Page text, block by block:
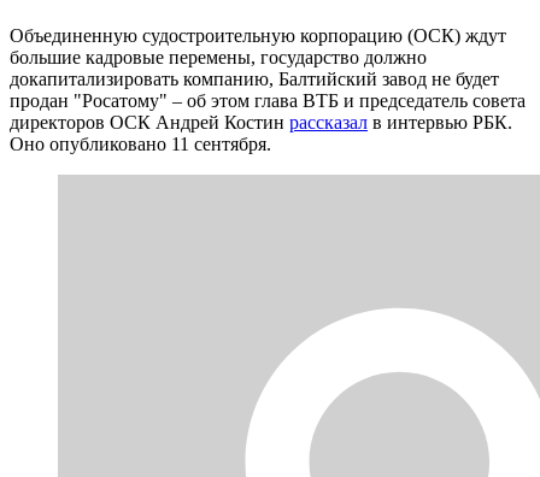
Объединенную судостроительную корпорацию (ОСК) ждут
большие кадровые перемены, государство должно
докапитализировать компанию, Балтийский завод не будет
продан "Росатому" – об этом глава ВТБ и председатель совета
директоров ОСК Андрей Костин рассказал в интервью РБК.
Оно опубликовано 11 сентября.